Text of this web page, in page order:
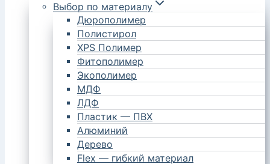
Выбор по материалу
Дюрополимер
Полистирол
XPS Полимер
Фитополимер
Экополимер
МДФ
ЛДФ
Пластик — ПВХ
Алюминий
Дерево
Flex — гибкий материал